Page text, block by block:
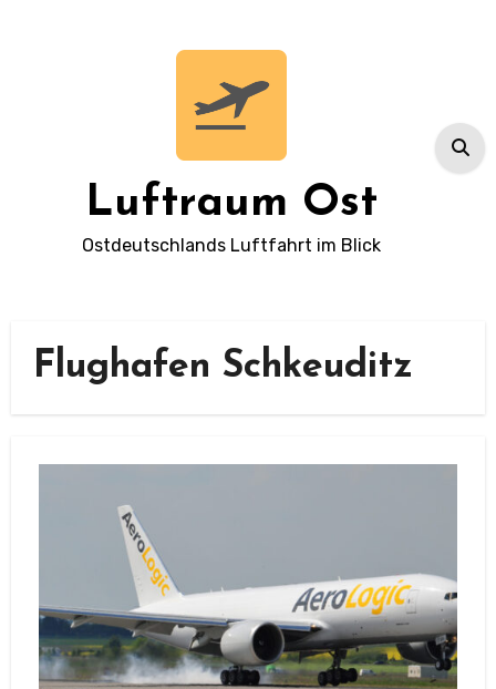
Luftraum Ost
Ostdeutschlands Luftfahrt im Blick
Flughafen Schkeuditz